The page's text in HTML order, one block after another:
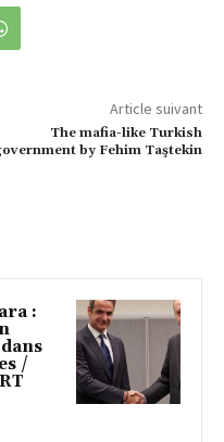
Article suivant
The mafia-like Turkish
by Fehim Taştekin
:
/